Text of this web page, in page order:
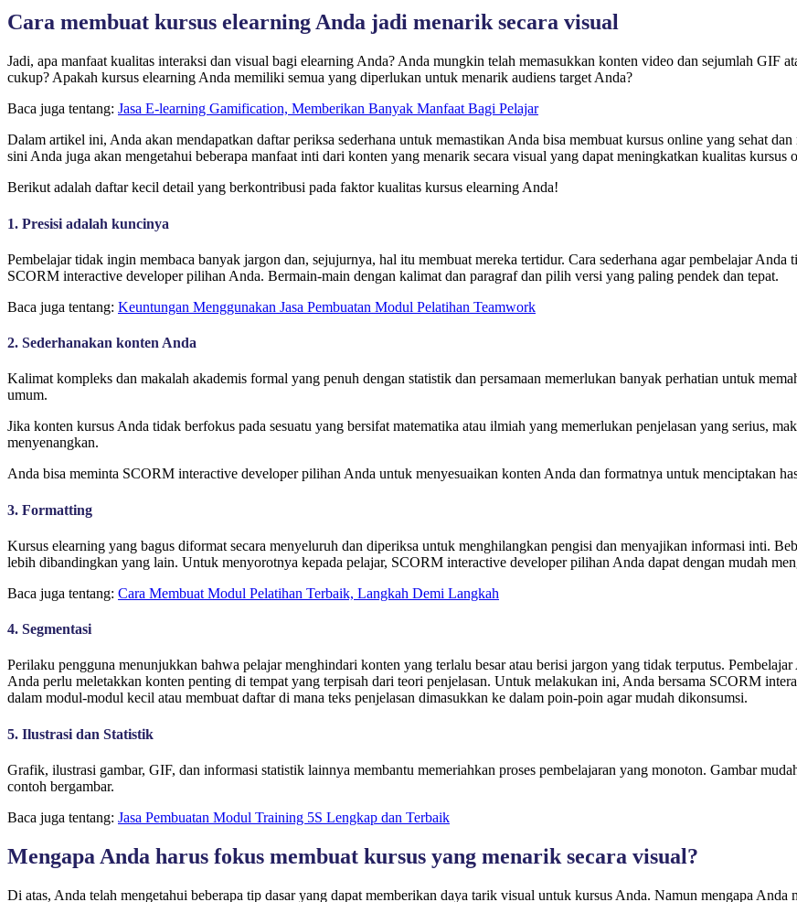
Cara membuat kursus elearning Anda jadi menarik secara visual
Jadi, apa manfaat kualitas interaksi dan visual bagi elearning Anda? Anda mungkin telah memasukkan konten video dan sejumlah GIF
cukup? Apakah kursus elearning Anda memiliki semua yang diperlukan untuk menarik audiens target Anda?
Baca juga tentang: Jasa E-learning Gamification, Memberikan Banyak Manfaat Bagi Pelajar
Dalam artikel ini, Anda akan mendapatkan daftar periksa sederhana untuk memastikan Anda bisa membuat kursus online yang sehat
sini Anda juga akan mengetahui beberapa manfaat inti dari konten yang menarik secara visual yang dapat meningkatkan kualitas kursus
Berikut adalah daftar kecil detail yang berkontribusi pada faktor kualitas kursus elearning Anda!
1. Presisi adalah kuncinya
Pembelajar tidak ingin membaca banyak jargon dan, sejujurnya, hal itu membuat mereka tertidur. Cara sederhana agar pembelajar
SCORM interactive developer pilihan Anda. Bermain-main dengan kalimat dan paragraf dan pilih versi yang paling pendek dan tepat.
Baca juga tentang: Keuntungan Menggunakan Jasa Pembuatan Modul Pelatihan Teamwork
2. Sederhanakan konten Anda
Kalimat kompleks dan makalah akademis formal yang penuh dengan statistik dan persamaan memerlukan banyak perhatian untuk
umum.
Jika konten kursus Anda tidak berfokus pada sesuatu yang bersifat matematika atau ilmiah yang memerlukan penjelasan yang serius,
menyenangkan.
Anda bisa meminta SCORM interactive developer pilihan Anda untuk menyesuaikan konten Anda dan formatnya untuk menciptakan
3. Formatting
Kursus elearning yang bagus diformat secara menyeluruh dan diperiksa untuk menghilangkan pengisi dan menyajikan informasi inti.
lebih dibandingkan yang lain. Untuk menyorotnya kepada pelajar, SCORM interactive developer pilihan Anda dapat dengan mudah
Baca juga tentang: Cara Membuat Modul Pelatihan Terbaik, Langkah Demi Langkah
4. Segmentasi
Perilaku pengguna menunjukkan bahwa pelajar menghindari konten yang terlalu besar atau berisi jargon yang tidak terputus.
Anda perlu meletakkan konten penting di tempat yang terpisah dari teori penjelasan. Untuk melakukan ini, Anda bersama SCORM
dalam modul-modul kecil atau membuat daftar di mana teks penjelasan dimasukkan ke dalam poin-poin agar mudah dikonsumsi.
5. Ilustrasi dan Statistik
Grafik, ilustrasi gambar, GIF, dan informasi statistik lainnya membantu memeriahkan proses pembelajaran yang monoton. Gambar
contoh bergambar.
Baca juga tentang: Jasa Pembuatan Modul Training 5S Lengkap dan Terbaik
Mengapa Anda harus fokus membuat kursus yang menarik secara visual?
Di atas, Anda telah mengetahui beberapa tip dasar yang dapat memberikan daya tarik visual untuk kursus Anda. Namun mengapa Anda